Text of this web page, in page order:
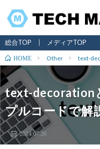
総合TOP メディアTOP
HOME Other text-
text-decoration
プルコードで解
2024.07.26